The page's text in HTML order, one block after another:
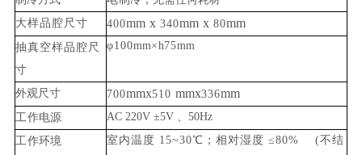
大样品腔尺 寸 400mm x340mm x80mm
抽真空样品腔尺
寸
φ100mm×h75mm
外观尺寸 700mmx510 mmx336mm
工作电源 AC 220V±5V 50Hz
工作环境 室内温度 15~30℃；相对湿度 ≤80% (不结